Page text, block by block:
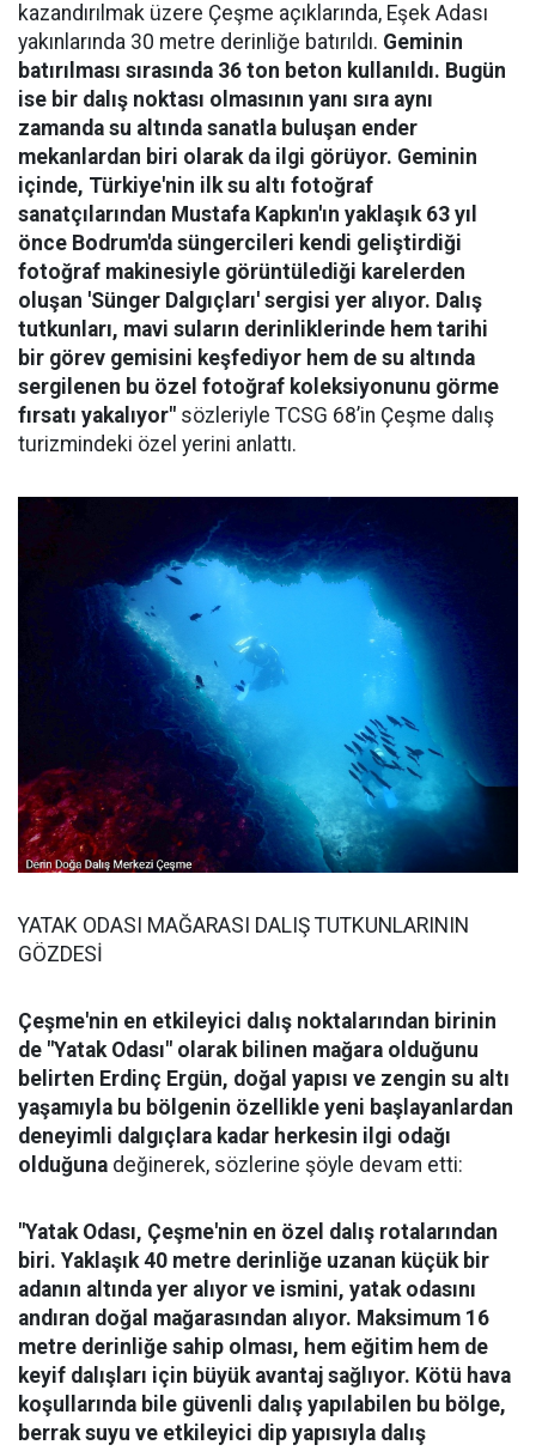
kazandırılmak üzere Çeşme açıklarında, Eşek Adası
yakınlarında 30 metre derinliğe batırıldı. Geminin
batırılması sırasında 36 ton beton kullanıldı. Bugün
ise bir dalış noktası olmasının yanı sıra aynı
zamanda su altında sanatla buluşan ender
mekanlardan biri olarak da ilgi görüyor. Geminin
içinde, Türkiye'nin ilk su altı fotoğraf
sanatçılarından Mustafa Kapkın'ın yaklaşık 63 yıl
önce Bodrum'da süngercileri kendi geliştirdiği
fotoğraf makinesiyle görüntülediği karelerden
oluşan 'Sünger Dalgıçları' sergisi yer alıyor. Dalış
tutkunları, mavi suların derinliklerinde hem tarihi
bir görev gemisini keşfediyor hem de su altında
sergilenen bu özel fotoğraf koleksiyonunu görme
fırsatı yakalıyor" sözleriyle TCSG 68’in Çeşme dalış
turizmindeki özel yerini anlattı.
YATAK ODASI MAĞARASI DALIŞ TUTKUNLARININ
GÖZDESİ
Çeşme'nin en etkileyici dalış noktalarından birinin
de "Yatak Odası" olarak bilinen mağara olduğunu
belirten Erdinç Ergün, doğal yapısı ve zengin su altı
yaşamıyla bu bölgenin özellikle yeni başlayanlardan
deneyimli dalgıçlara kadar herkesin ilgi odağı
olduğuna değinerek, sözlerine şöyle devam etti:
"Yatak Odası, Çeşme'nin en özel dalış rotalarından
biri. Yaklaşık 40 metre derinliğe uzanan küçük bir
adanın altında yer alıyor ve ismini, yatak odasını
andıran doğal mağarasından alıyor. Maksimum 16
metre derinliğe sahip olması, hem eğitim hem de
keyif dalışları için büyük avantaj sağlıyor. Kötü hava
koşullarında bile güvenli dalış yapılabilen bu bölge,
berrak suyu ve etkileyici dip yapısıyla dalış